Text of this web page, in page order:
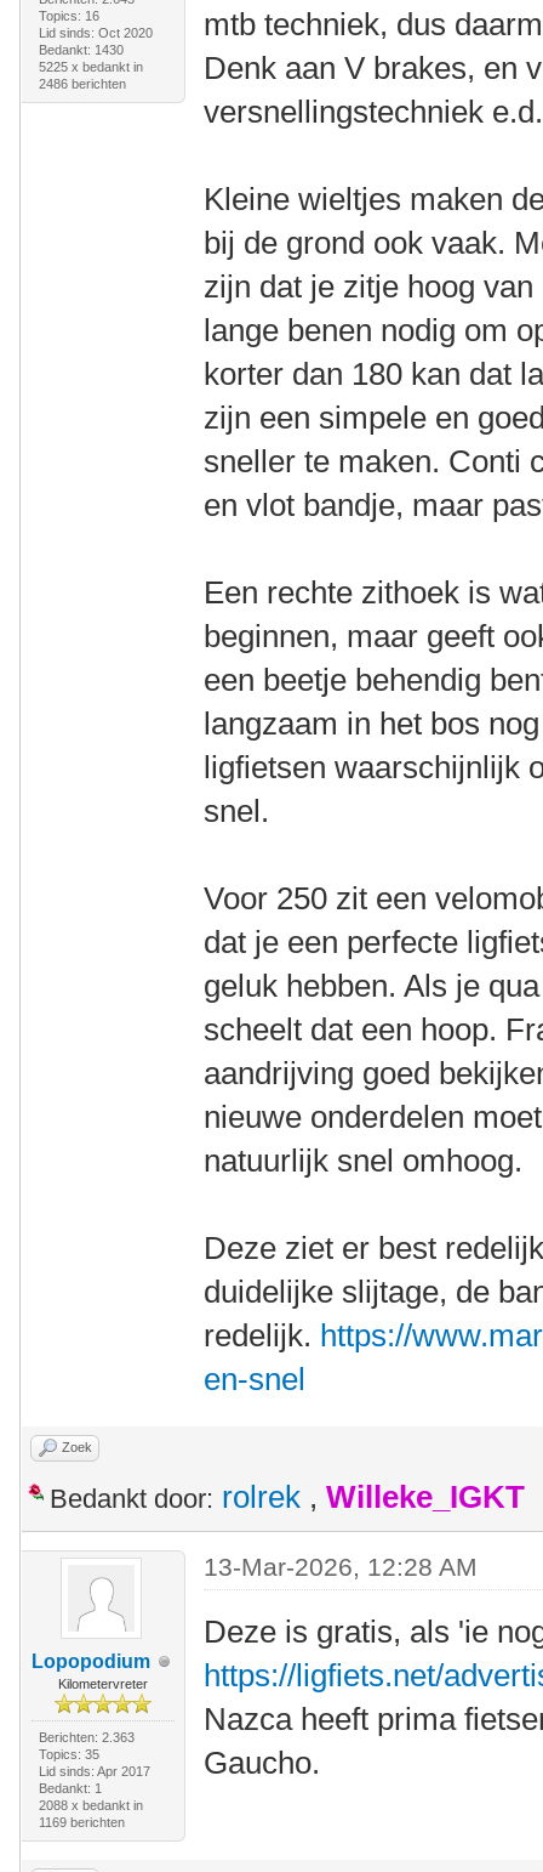
Topics: 16
Lid sinds: Oct 2020
Bedankt: 1430
5225 x bedankt in
2486 berichten
mtb techniek, dus
Denk aan V brakes, en
versnellingstechniek e.d.
Kleine wieltjes maken
bij de grond ook vaak.
zijn dat je zitje hoog
lange benen nodig om
korter dan 180 kan dat
zijn een simpele en
sneller te maken. Conti
en vlot bandje, maar
Een rechte zithoek is
beginnen, maar geeft
een beetje behendig
langzaam in het bos
ligfietsen waarschijnlijk
snel.
Voor 250 zit een
dat je een perfecte
geluk hebben. Als je
scheelt dat een hoop.
aandrijving goed
nieuwe onderdelen
natuurlijk snel omhoog.
Deze ziet er best
duidelijke slijtage, de
redelijk. https://
en-snel
Zoek
Bedankt door: rolrek , Willeke_IGKT
Lopopodium
Kilometervreter
Berichten: 2.363
Topics: 35
Lid sinds: Apr 2017
Bedankt: 1
2088 x bedankt in
1169 berichten
13-Mar-2026, 12:28 AM
Deze is gratis, als 'ie
https://ligfiets.net/
Nazca heeft prima
Gaucho.